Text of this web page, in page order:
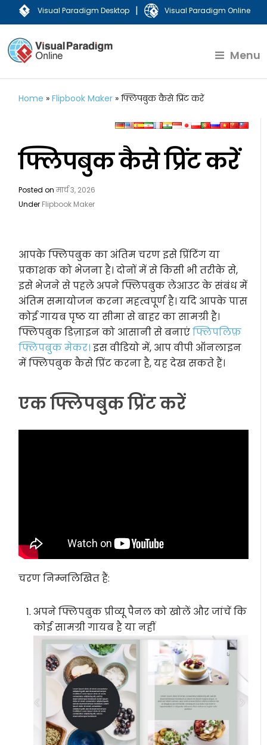
Visual Paradigm Desktop | Visual Paradigm Online
Menu
Home »Flipbook Maker »फ्लिपबुक कैसे प्रिंट करें
फ्लिपबुक कैसे प्रिंट करें
Posted onमार्च 3, 2026
Under Flipbook Maker
आपके फ्लिपबुक का अंतिम चरण इसे प्रिंटिंग या
प्रकाशक को भेजना है। दोनों में से किसी भी तरीके से,
इसे भेजने से पहले अपने फ्लिपबुक लेआउट के संबंध में
अंतिम समायोजन करना महत्वपूर्ण है। यदि आपके पास
कोई गायब पृष्ठ या सीमा से बाहर का सामग्री है।
फ्लिपबुक डिज़ाइन को आसानी से बनाएंफ्लिपलिफ़
फ्लिपबुक मेकर। इस वीडियो में, आप वीपी ऑनलाइन
में फ्लिपबुक कैसे प्रिंट करना है, यह देख सकते हैं।
एक फ्लिपबुक प्रिंट करें
चरण निम्नलिखित हैं:
अपने फ्लिपबुक प्रीव्यू पैनल को खोलें और जांचें कि
कोई सामग्री गायब है या नहीं